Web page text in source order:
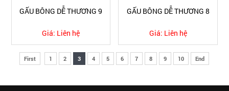
GẤU BÔNG DỄ THƯƠNG 9
Giá: Liên hệ
GẤU BÔNG DỄ THƯƠNG 8
Giá: Liên hệ
First 1 2 3 4 5 6 7 8 9 10 End